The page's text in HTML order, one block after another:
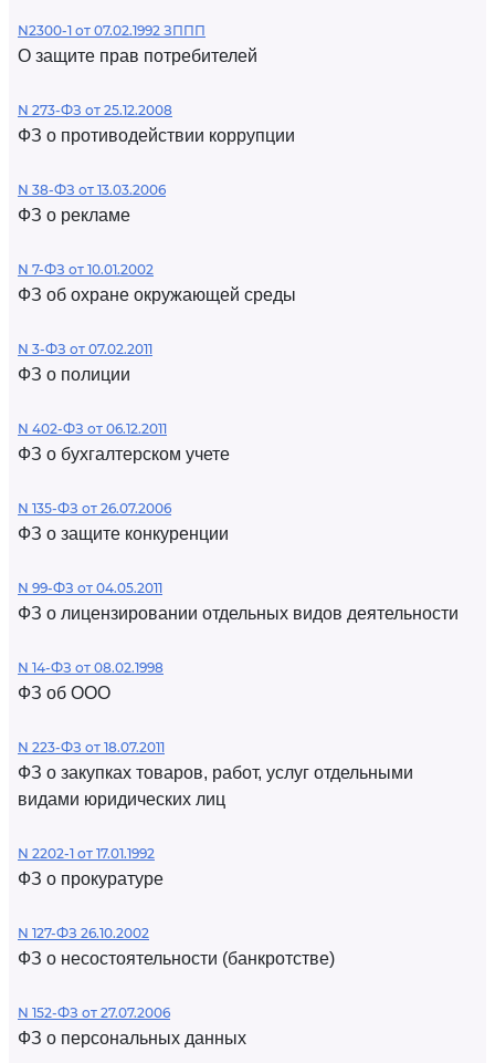
N2300-1 от 07.02.1992 ЗППП
О защите прав потребителей
N 273-ФЗ от 25.12.2008
ФЗ о противодействии коррупции
N 38-ФЗ от 13.03.2006
ФЗ о рекламе
N 7-ФЗ от 10.01.2002
ФЗ об охране окружающей среды
N 3-ФЗ от 07.02.2011
ФЗ о полиции
N 402-ФЗ от 06.12.2011
ФЗ о бухгалтерском учете
N 135-ФЗ от 26.07.2006
ФЗ о защите конкуренции
N 99-ФЗ от 04.05.2011
ФЗ о лицензировании отдельных видов деятельности
N 14-ФЗ от 08.02.1998
ФЗ об ООО
N 223-ФЗ от 18.07.2011
ФЗ о закупках товаров, работ, услуг отдельными
видами юридических лиц
N 2202-1 от 17.01.1992
ФЗ о прокуратуре
N 127-ФЗ 26.10.2002
ФЗ о несостоятельности (банкротстве)
N 152-ФЗ от 27.07.2006
ФЗ о персональных данных